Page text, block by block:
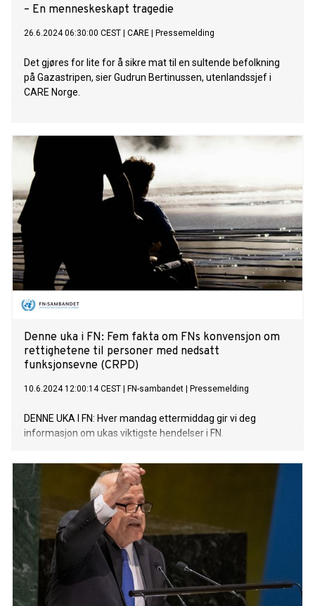
– En menneskeskapt tragedie
26.6.2024 06:30:00 CEST CARE Pressemelding
Det gjøres for lite for å sikre mat til en sultende befolkning
på Gazastripen, sier Gudrun Bertinussen, utenlandssjef i
CARE Norge.
Denne uka i FN: Fem fakta om FNs konvensjon om
rettighetene til personer med nedsatt
funksjonsevne (CRPD)
10.6.2024 12:00:14 CEST FN-sambandet Pressemelding
DENNE UKA I FN: Hver mandag ettermiddag gir vi deg
informasjon om ukas viktigste hendelser i FN.